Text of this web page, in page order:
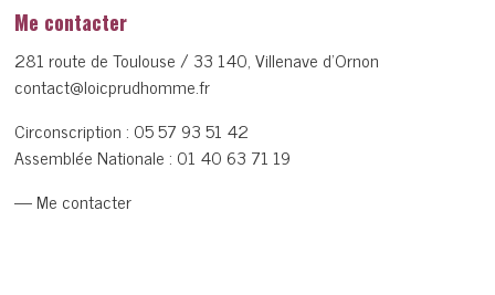
Me contacter
281 route de Toulouse / 33 140, Villenave d’Ornon
contact@loicprudhomme.fr
Circonscription : 05 57 93 51 42
Assemblée Nationale : 01 40 63 71 19
— Me contacter